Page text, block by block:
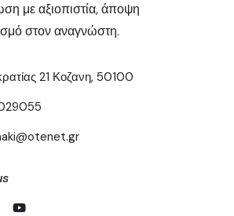
με αξιοπιστία, άποψη
στον αναγνώστη.
21 Κοζανη, 50100